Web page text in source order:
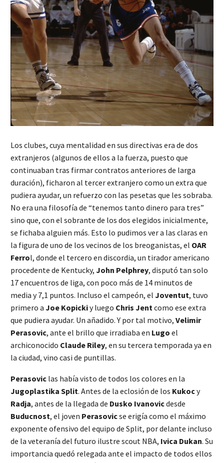
Los clubes, cuya mentalidad en sus directivas era de dos
extranjeros (algunos de ellos a la fuerza, puesto que
continuaban tras firmar contratos anteriores de larga
duración), ficharon al tercer extranjero como un extra que
pudiera ayudar, un refuerzo con las pesetas que les sobraba.
No era una filosofía de “tenemos tanto dinero para tres”
sino que, con el sobrante de los dos elegidos inicialmente,
se fichaba alguien más. Esto lo pudimos ver a las claras en
la figura de uno de los vecinos de los breoganistas, el OAR
Ferrol, donde el tercero en discordia, un tirador americano
procedente de Kentucky, John Pelphrey, disputó tan solo
17 encuentros de liga, con poco más de 14 minutos de
media y 7,1 puntos. Incluso el campeón, el Joventut, tuvo
primero a Joe Kopickiy luego Chris Jent como ese extra
que pudiera ayudar. Un añadido. Y por tal motivo, Velimir
Perasovic, ante el brillo que irradiaba en Lugo el
archiconocido Claude Riley, en su tercera temporada ya en
la ciudad, vino casi de puntillas.
Perasovic las había visto de todos los colores en la
Jugoplastika Split. Antes de la eclosión de los Kukocy
Radja, antes de la llegada de Dusko Ivanovicdesde
Buducnost, el joven Perasovicse erigía como el máximo
exponente ofensivo del equipo de Split, por delante incluso
de la veteranía del futuro ilustre scout NBA, Ivica Dukan. Su
importancia quedó relegada ante el impacto de todos ellos